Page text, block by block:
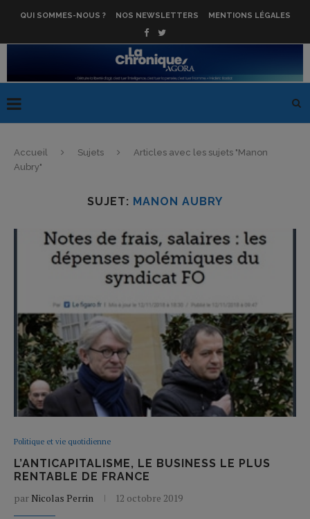
QUI SOMMES-NOUS ? NOS NEWSLETTERS MENTIONS LÉGALES
Accueil Sujets
Articles avec les sujets "Manon
Aubry"
SUJET: MANON AUBRY
Politique et vie quotidienne
L’ANTICAPITALISME, LE BUSINESS LE PLUS
RENTABLE DE FRANCE
par Nicolas Perrin 12 octobre 2019